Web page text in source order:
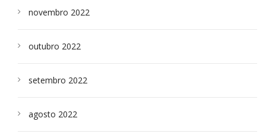
novembro 2022
outubro 2022
setembro 2022
agosto 2022